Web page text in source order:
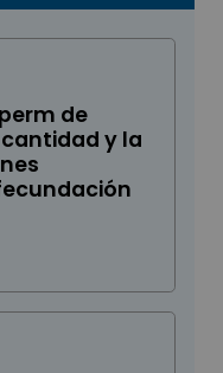
de
y la